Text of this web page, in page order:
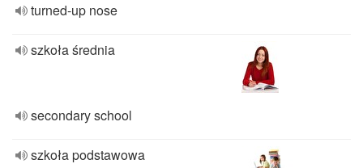
turned-up nose
szkoła średnia
secondary school
szkoła podstawowa